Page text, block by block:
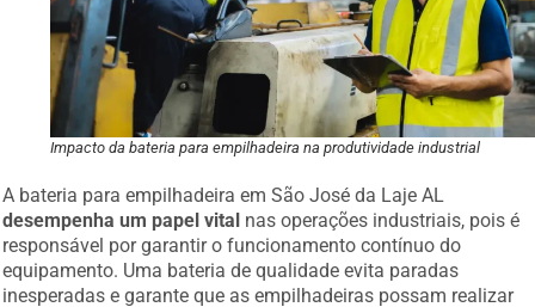
Impacto da bateria para empilhadeira na produtividade industrial
A bateria para empilhadeira em São José da Laje AL
desempenha um papel vitalnas operações industriais, pois é
responsável por garantir o funcionamento contínuo do
equipamento. Uma bateria de qualidade evita paradas
inesperadas e garante que as empilhadeiras possam realizar